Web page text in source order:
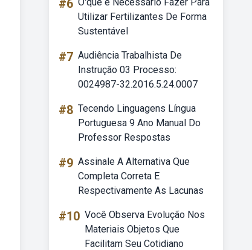
#6
Utilizar Fertilizantes De Forma
Sustentável
#7 Audiência Trabalhista De
Instrução 03 Processo:
0024987-32.2016.5.24.0007
#8 Tecendo Linguagens Língua
Portuguesa 9 Ano Manual Do
Professor Respostas
#9 Assinale A Alternativa Que
Completa Correta E
Respectivamente As Lacunas
#10 Você Observa Evolução Nos
Materiais Objetos Que
Facilitam Seu Cotidiano